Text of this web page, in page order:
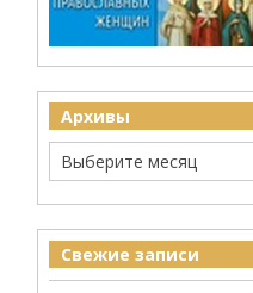
Архивы
Свежие записи